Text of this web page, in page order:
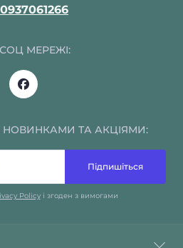
СОЦ МЕРЕЖІ:
НОВИНКАМИ ТА АКЦІЯМИ:
Підпишіться
Policyі згоден з вимогами